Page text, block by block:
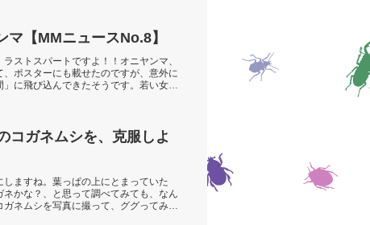
【MMニュースNo.8】
ストスパートですよ！！オニヤンマ、
ポスターにも載せたのですが、意外に
に飛び込んできたそうです。若い女の
コガネムシを、克服しよ
ますね。葉っぱの上にとまっていた
かな？、と思って調べてみても、なん
ネムシを写真に撮って、ググってみて